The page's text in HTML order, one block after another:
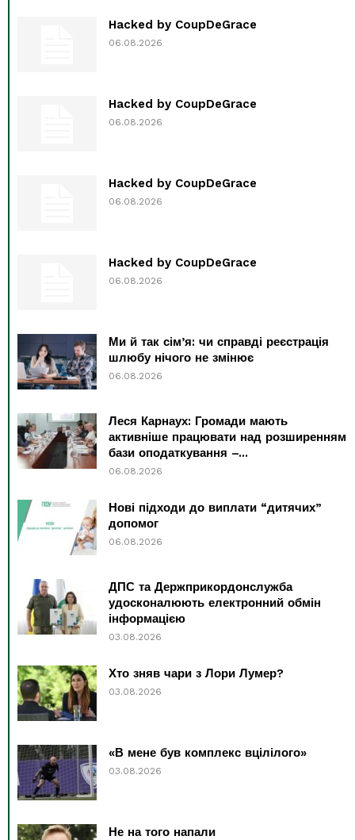
Hacked by CoupDeGrace
06.08.2026
Hacked by CoupDeGrace
06.08.2026
Hacked by CoupDeGrace
06.08.2026
Hacked by CoupDeGrace
06.08.2026
Ми й так сім’я: чи справді реєстрація
шлюбу нічого не змінює
06.08.2026
Леся Карнаух: Громади мають
активніше працювати над розширенням
бази оподаткування –...
06.08.2026
Нові підходи до виплати “дитячих”
допомог
06.08.2026
ДПС та Держприкордонслужба
удосконалюють електронний обмін
інформацією
03.08.2026
Хто зняв чари з Лори Лумер?
03.08.2026
«В мене був комплекс вцілілого»
03.08.2026
Не на того напали